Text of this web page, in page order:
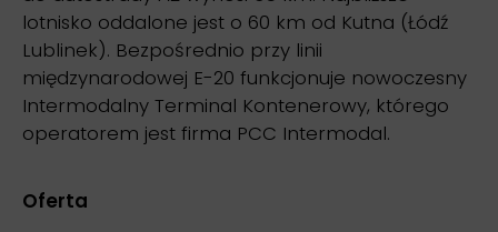
lotnisko oddalone jest o 60 km od Kutna (Łódź
Lublinek). Bezpośrednio przy linii
międzynarodowej E-20 funkcjonuje nowoczesny
Intermodalny Terminal Kontenerowy, którego
operatorem jest firma PCC Intermodal.
Oferta